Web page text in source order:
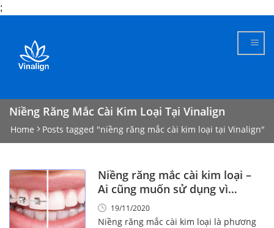
;
content
Niềng Răng Mắc Cài Kim Loại Tại Vinalign
Home Posts tagged "niềng răng mắc cài kim loại tại Vinalign"
Niềng răng mắc cài kim loại –
Ai cũng muốn sử dụng vì
những lý do này!
19/11/2020
Niềng răng mắc cài kim loại là phương